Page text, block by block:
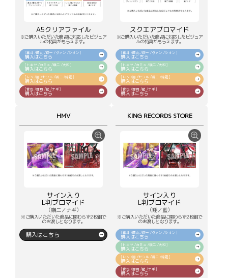
A5クリアファイル
※ご購入いただいた商品に対応したビジュア
ルの特典がもらえます。
[真斗 /蘭丸 /瑛一 /ヴァン /シオン]
購入はこちら
[トキヤ /カミュ /瑛二 /大和]
購入はこちら
[レン /翔 /セシル /嶺二 /綺羅]
購入はこちら
[音也 /那月 /藍 /ナギ]
購入はこちら
スクエアブロマイド
※ご購入いただいた商品に対応したビジュア
ルの特典がもらえます。
[真斗 /蘭丸 /瑛一 /ヴァン /シオン]
購入はこちら
[トキヤ /カミュ /瑛二 /大和]
購入はこちら
[レン /翔 /セシル /嶺二 /綺羅]
購入はこちら
[音也 /那月 /藍 /ナギ]
購入はこちら
HMV
サイン入り
L判ブロマイド
（嶺二／ナギ）
※ご購入いただいた商品に関わらず2枚組で
のお渡しとなります。
購入はこちら
KING RECORDS STORE
サイン入り
L判ブロマイド
（翔／藍）
※ご購入いただいた商品に関わらず2枚組で
のお渡しとなります。
[真斗 /蘭丸 /瑛一 /ヴァン /シオン]
購入はこちら
[トキヤ /カミュ /瑛二 /大和]
購入はこちら
[レン /翔 /セシル /嶺二 /綺羅]
購入はこちら
[音也 /那月 /藍 /ナギ]
購入はこちら